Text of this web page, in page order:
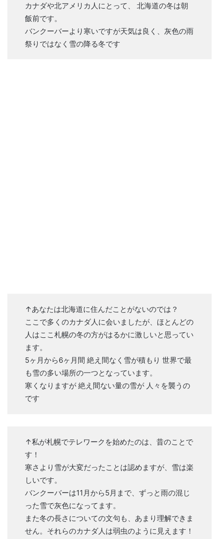
カナダや北アメリカ人にとって、 北海道の冬は朝
飯前です。
バンクーバーより寒いですが天気は良く、灰色の雨
祭りではなく雪の降る冬です
↑あなたは北海道に住んだことがないのでは？
ここで多くのカナダ人に会いましたが、ほとんどの
人はここ札幌の冬の方がはるかに激しいと思ってい
ます。
5ヶ月から6ヶ月間 絶え間なく雪が積もり 世界で最
も雪の多い場所の一つとなっています。
寒くなりますが 絶え間ない量の雪が 人々を襲うの
です
↑私が札幌でテレワークを始めたのは、昔のことで
す！
寒さより雪が大変だったことは認めますが、雪は楽
しいです。
バンクーバーは11月から5月まで、ずっと雨の混じ
った雪で灰色になってます。
また冬の長さについての文句も、あまり理解できま
せん。それらのカナダ人は弱虫のように見えます！